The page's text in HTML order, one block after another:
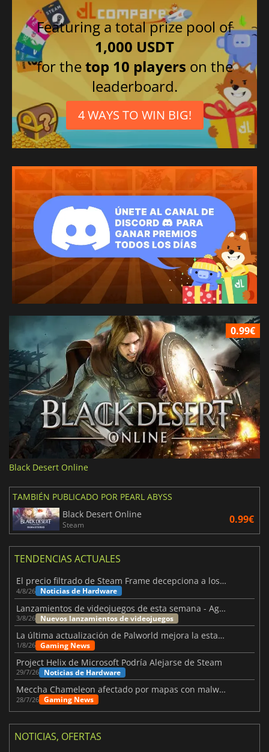
Featuring a total prize pool of
1,000 USDT
for thetop 10 players on the
leaderboard.
4 WAYS TO WIN BIG!
0.99€
Black Desert Online
TAMBIÉN PUBLICADO POR PEARL ABYSS
Black Desert Online
Steam 0.99€
TENDENCIAS ACTUALES
El precio filtrado de Steam Frame decepciona a los usuarios
4/8/26 Noticias de Hardware
Lanzamientos de videojuegos de esta semana - Agosto de 2026 (semana 32)
3/8/26 Nuevos lanzamientos de videojuegos
La última actualización de Palworld mejora la estabilidad
1/8/26 Gaming News
Project Helix de Microsoft Podría Alejarse de Steam
29/7/26 Noticias de Hardware
Meccha Chameleon afectado por mapas con malware y Discord
28/7/26 Gaming News
NOTICIAS, OFERTAS